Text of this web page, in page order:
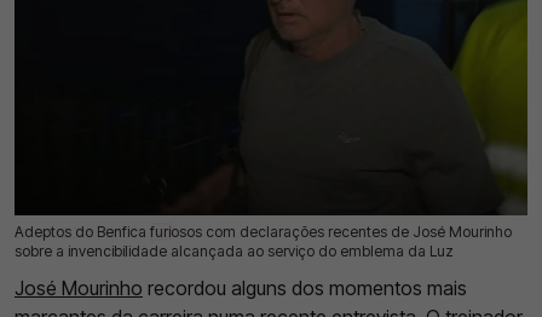
Adeptos do Benfica furiosos com declarações recentes de José Mourinho
sobre a invencibilidade alcançada ao serviço do emblema da Luz
26 Jun 2026 | 11:10 | 0
José Mourinho recordou alguns dos momentos mais